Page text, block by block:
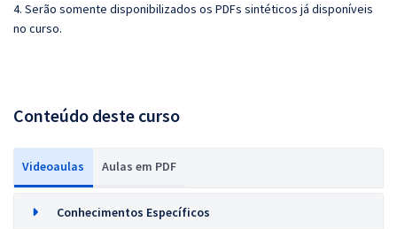
4. Serão somente disponibilizados os PDFs sintéticos já disponíveis
no curso.
Conteúdo deste curso
Videoaulas Aulas em PDF
Conhecimentos Específicos